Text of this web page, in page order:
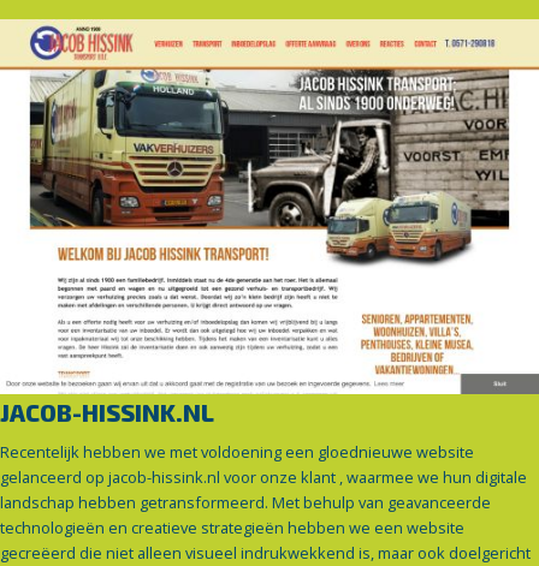
JACOB-HISSINK.NL
Recentelijk hebben we met voldoening een gloednieuwe website
gelanceerd op jacob-hissink.nl voor onze klant , waarmee we hun digitale
landschap hebben getransformeerd. Met behulp van geavanceerde
technologieën en creatieve strategieën hebben we een website
gecreëerd die niet alleen visueel indrukwekkend is, maar ook doelgericht